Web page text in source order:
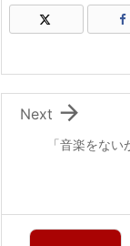
「音楽をな

Next